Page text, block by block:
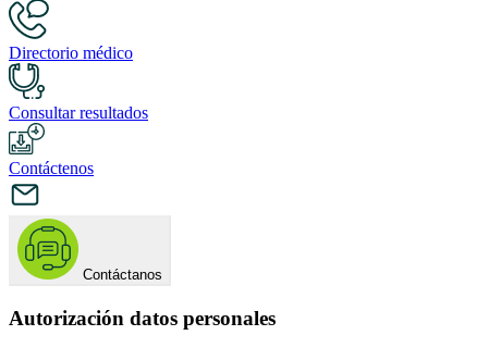
Directorio médico
Consultar resultados
Contáctenos
Contáctanos
Autorización datos personales